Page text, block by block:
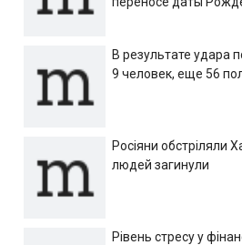
В результате удара
9 человек, еще 56
Росіяни обстріляли
людей загинули
Рівень стресу у